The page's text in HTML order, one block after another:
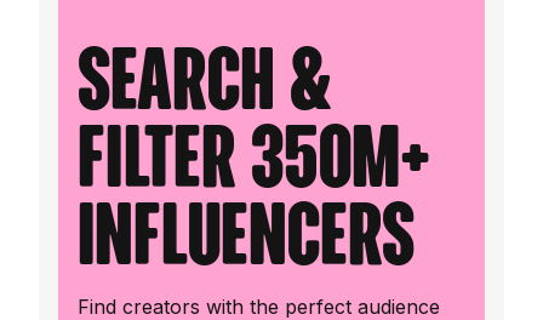
Search &
filter 350M+
influencers
Find creators with the perfect audience